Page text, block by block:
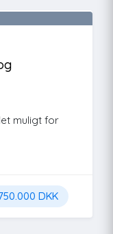
muligt for
DKK